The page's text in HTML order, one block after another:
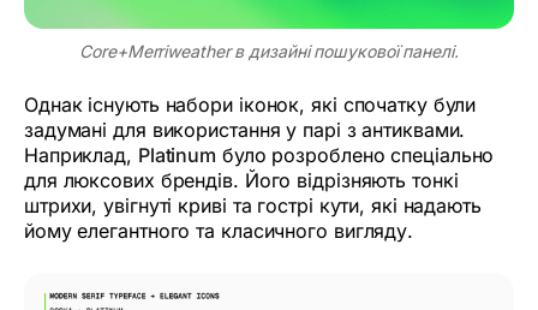
Core+Merriweather в дизайні пошукової панелі.
Однак існують набори іконок, які спочатку були
задумані для використання у парі з антиквами.
Наприклад, Platinum було розроблено спеціально
для люксових брендів. Його відрізняють тонкі
штрихи, увігнуті криві та гострі кути, які надають
йому елегантного та класичного вигляду.